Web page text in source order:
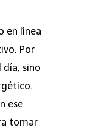
en línea
Por
día, sino
ese
tomar